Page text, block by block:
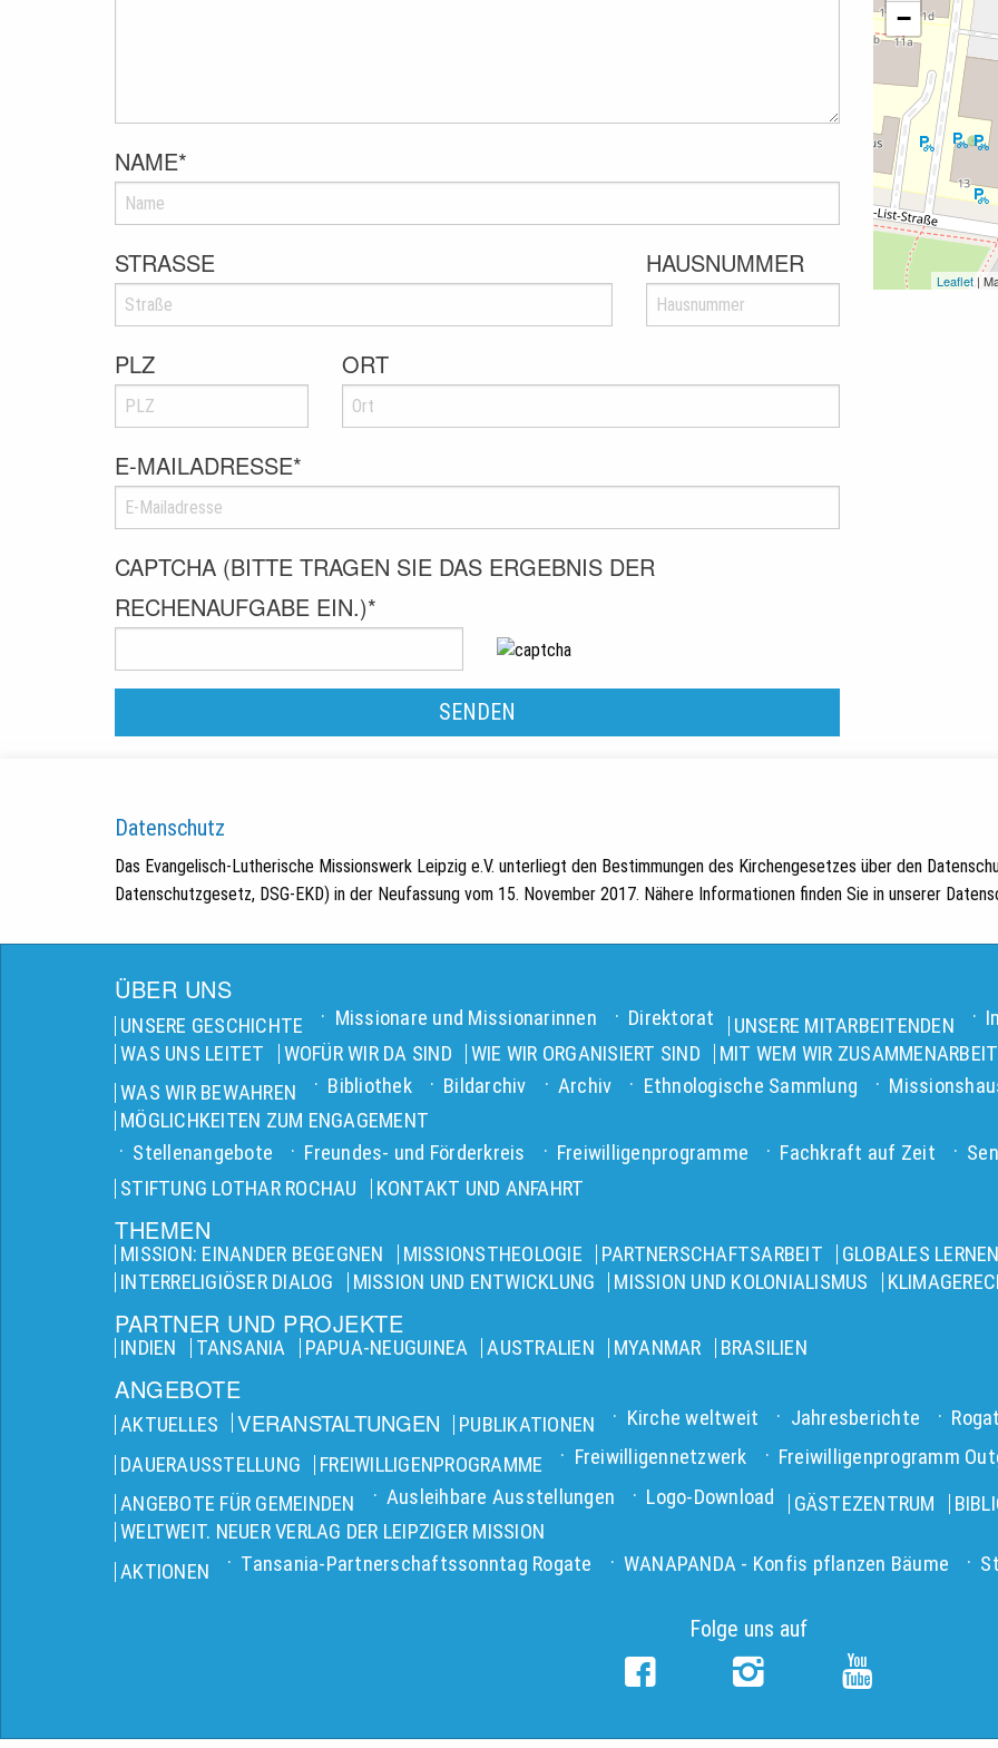
NAME*
STRASSE HAUSNUMMER
PLZ ORT
E-MAILADRESSE*
CAPTCHA (BITTE TRAGEN SIE DAS ERGEBNIS DER
RECHENAUFGABE EIN.)*
−
Leaflet|
Datenschutz
Das Evangelisch-Lutherische Missionswerk Leipzig e.V. unterliegt den Bestimmungen des Kirchengesetzes über den
Datenschutzgesetz, DSG-EKD) in der Neufassung vom 15. November 2017. Nähere Informationen finden Sie in unserer
ÜBER UNS
UNSERE GESCHICHTE Missionare und Missionarinnen Direktorat UNSERE MITARBEITENDEN
WAS UNS LEITET
WOFÜR WIR DA SIND WIE WIR ORGANISIERT SIND
MIT WEM WIR
WAS WIR BEWAHREN
Bibliothek Bildarchiv Archiv Ethnologische Sammlung
MÖGLICHKEITEN ZUM ENGAGEMENT
Stellenangebote
Freundes- und Förderkreis Freiwilligenprogramme Fachkraft auf Zeit
STIFTUNG LOTHAR ROCHAU
KONTAKT UND ANFAHRT
THEMEN
MISSION: EINANDER BEGEGNEN MISSIONSTHEOLOGIE PARTNERSCHAFTSARBEIT
GLOBALES
INTERRELIGIÖSER DIALOG
MISSION UND ENTWICKLUNG MISSION UND KOLONIALISMUS
PARTNER UND PROJEKTE
INDIEN TANSANIA PAPUA-NEUGUINEA AUSTRALIEN MYANMAR BRASILIEN
ANGEBOTE
AKTUELLES VERANSTALTUNGEN PUBLIKATIONEN Kirche weltweit Jahresberichte
DAUERAUSSTELLUNG
FREIWILLIGENPROGRAMME Freiwilligennetzwerk
Freiwilligenprogramm
ANGEBOTE FÜR GEMEINDEN
Ausleihbare Ausstellungen Logo-Download GÄSTEZENTRUM
WELTWEIT. NEUER VERLAG DER LEIPZIGER MISSION
AKTIONEN
Tansania-Partnerschaftssonntag Rogate WANAPANDA - Konfis pflanzen Bäume
Folge uns auf